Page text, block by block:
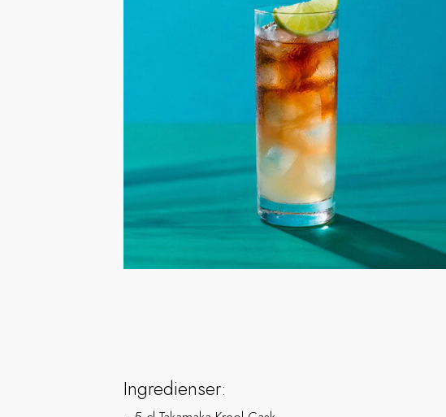
Ingredienser: